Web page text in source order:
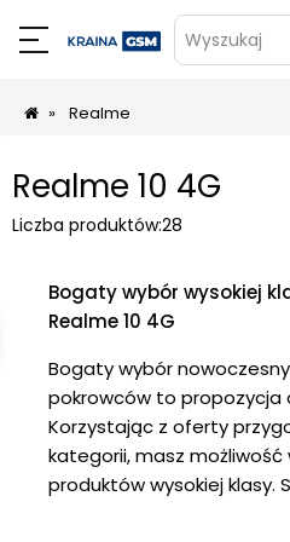
Wyszukaj
» Realme
Realme 10 4G
Liczba produktów:28
Bogaty wybór wysokiej
Realme 10 4G
Bogaty wybór
pokrowców to propozycja
Korzystając z oferty
kategorii, masz
produktów wysokiej klasy.
skutecznie zadbają o